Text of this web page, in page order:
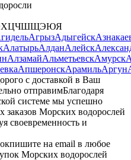
ХЦЧШЩЭЮЯ
АгрызАдыгейск
АлатырьАлданАлейск
АлзамайАльметьевскАмурск
АпшеронскАрамильАргун
с доставкой в Ваш
отправимБлагодаря
системе мы успешно
заказов Морских водорослей
своевременность и
пишите на email в любое
Морских водорослей